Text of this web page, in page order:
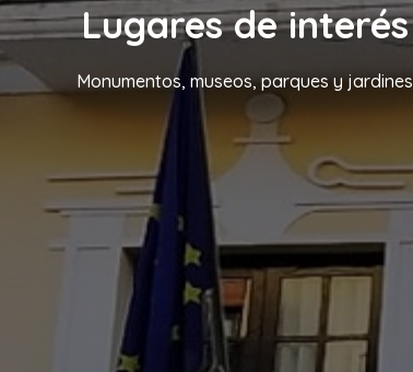
Lugares de interés
Monumentos, museos, parques y jardines